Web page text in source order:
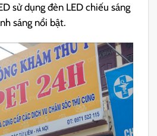
sử dụng đèn LED chiếu sáng
sáng nổi bật.